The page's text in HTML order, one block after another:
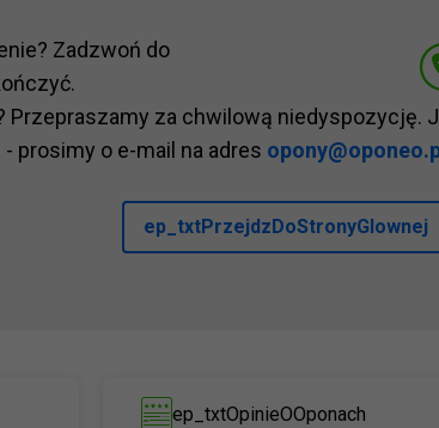
Zadzwoń do
Przepraszamy za chwilową niedyspozycję.
prosimy o e-mail na adres
ep_txtPrzejdzDoStronyGlownej
ep_txtOpinieOOponach